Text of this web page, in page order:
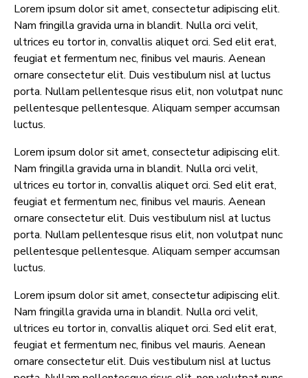
Lorem ipsum dolor sit amet, consectetur adipiscing elit.
Nam fringilla gravida urna in blandit. Nulla orci velit,
ultrices eu tortor in, convallis aliquet orci. Sed elit erat,
feugiat et fermentum nec, finibus vel mauris. Aenean
ornare consectetur elit. Duis vestibulum nisl at luctus
porta. Nullam pellentesque risus elit, non volutpat nunc
pellentesque pellentesque. Aliquam semper accumsan
luctus.
Lorem ipsum dolor sit amet, consectetur adipiscing elit.
Nam fringilla gravida urna in blandit. Nulla orci velit,
ultrices eu tortor in, convallis aliquet orci. Sed elit erat,
feugiat et fermentum nec, finibus vel mauris. Aenean
ornare consectetur elit. Duis vestibulum nisl at luctus
porta. Nullam pellentesque risus elit, non volutpat nunc
pellentesque pellentesque. Aliquam semper accumsan
luctus.
Lorem ipsum dolor sit amet, consectetur adipiscing elit.
Nam fringilla gravida urna in blandit. Nulla orci velit,
ultrices eu tortor in, convallis aliquet orci. Sed elit erat,
feugiat et fermentum nec, finibus vel mauris. Aenean
ornare consectetur elit. Duis vestibulum nisl at luctus